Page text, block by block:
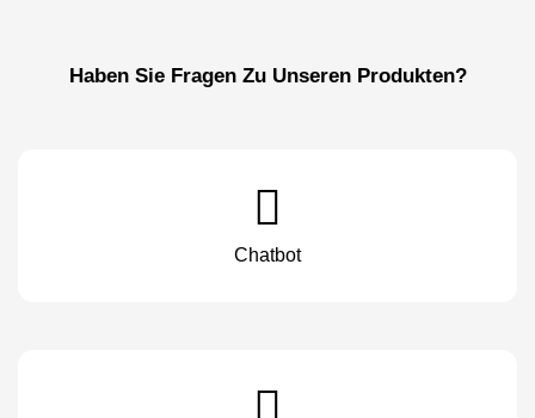
Haben Sie Fragen Zu Unseren Produkten?
Chatbot